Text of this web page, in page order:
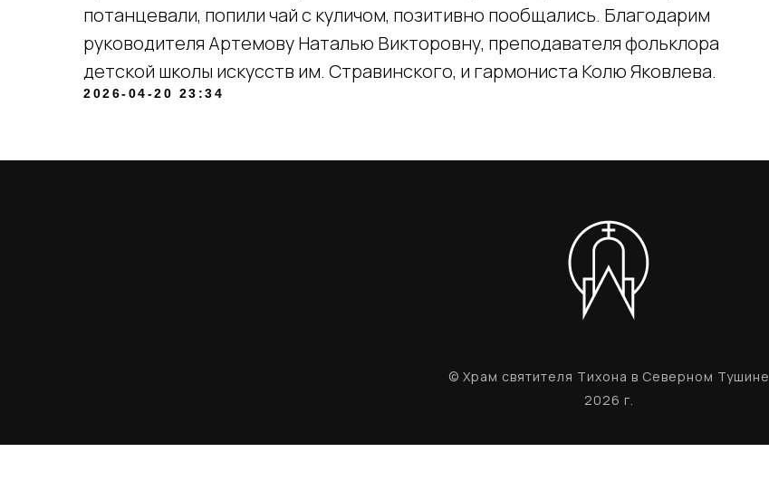
потанцевали, попили чай с куличом, позитивно пообщались. Благодарим
руководителя Артемову Наталью Викторовну, преподавателя фольклора
детской школы искусств им. Стравинского, и гармониста Колю Яковлева.
2026-04-20 23:34
© Храм святителя Тихона в Северном Тушине
2026 г.